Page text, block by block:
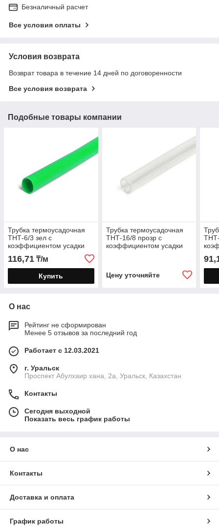
Безналичный расчет
Все условия оплаты
Условия возврата
Возврат товара в течение 14 дней по договоренности
Все условия возврата
Подобные товары компании
Трубка термоусадочная
ТНТ-6/3 зел с
коэффициентом усадки
2:1 в метровой нарезке
116,71 ₸/м
Купить
Трубка термоусадочная
ТНТ-16/8 прозр с
коэффициентом усадки
Цену уточняйте
О нас
Рейтинг не сформирован
Менее 5 отзывов за последний год
Работает с 12.03.2021
г. Уральск
Проспект Абулхаир хана, 2а, Уральск, Казахстан
Контакты
Сегодня выходной
Показать весь график работы
О нас
Контакты
Доставка и оплата
График работы